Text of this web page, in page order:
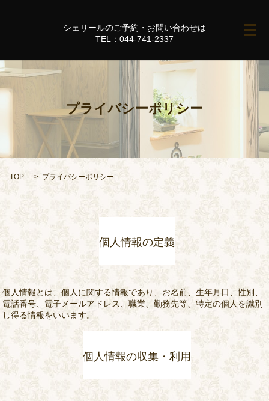
メ
シェリールのご予約・お問い合わせは
TEL：044-741-2337
プライバシーポリシー
TOP プライバシーポリシー
個人情報の定義
個人情報とは、個人に関する情報であり、お名前、生年月日、性別、
電話番号、電子メールアドレス、職業、勤務先等、特定の個人を識別
し得る情報をいいます。
個人情報の収集・利用